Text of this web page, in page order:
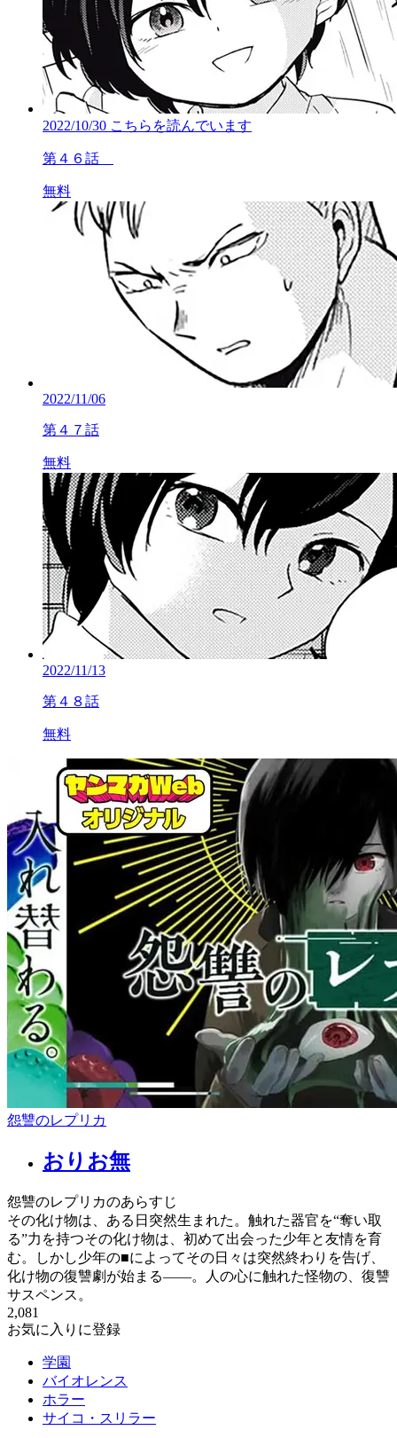
2022/10/30 こちらを読んでいます
第４６話
無料
2022/11/06
第４７話
無料
2022/11/13
第４８話
無料
怨讐のレプリカ
おりお無
怨讐のレプリカのあらすじ
その化け物は、ある日突然生まれた。触れた器官を“奪い取
る”力を持つその化け物は、初めて出会った少年と友情を育
む。しかし少年の■によってその日々は突然終わりを告げ、
化け物の復讐劇が始まる――。人の心に触れた怪物の、復讐
サスペンス。
2,081
お気に入りに登録
学園
バイオレンス
ホラー
サイコ・スリラー